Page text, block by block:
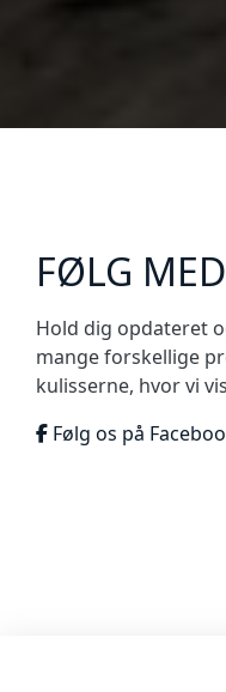
FØLG
Hold dig opdateret
mange forskellige
kulisserne, hvor vi
Følg os på